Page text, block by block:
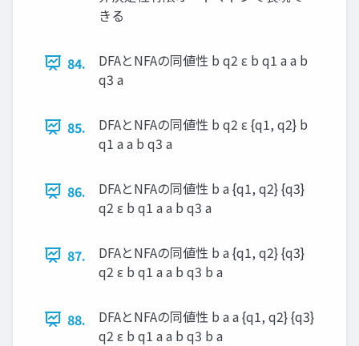
きる
84.
DFAとNFAの同値性 b q2 ε b q1 a a b
q3 a
85.
DFAとNFAの同値性 b q2 ε {q1, q2} b
q1 a a b q3 a
86.
DFAとNFAの同値性 b a {q1, q2} {q3}
q2 ε b q1 a a b q3 a
87.
DFAとNFAの同値性 b a {q1, q2} {q3}
q2 ε b q1 a a b q3 b a
88.
DFAとNFAの同値性 b a a {q1, q2} {q3}
q2 ε b q1 a a b q3 b a